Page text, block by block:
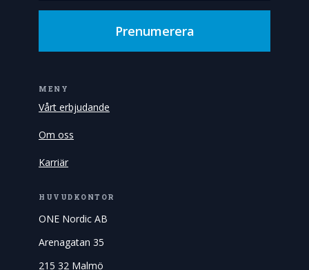
Prenumerera
MENY
Vårt erbjudande
Om oss
Karriär
HUVUDKONTOR
ONE Nordic AB
Arenagatan 35
215 32 Malmö